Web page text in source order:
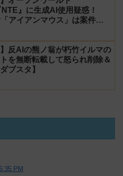
NTE』に生成AI使用疑惑！
アイアンマウス」は案件配
】反AIの熊ノ翁が朽竹イルマの
を無断転載して怒られ削除＆
ブスタ】
PM